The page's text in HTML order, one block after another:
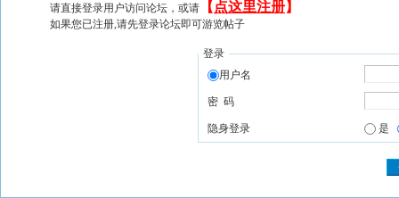
请直接登录用户访问论坛，或请 【 点这里注册】
如果您已注册,请先登录论坛即可游览帖子
登录
用户名
密 码
隐身登录 是